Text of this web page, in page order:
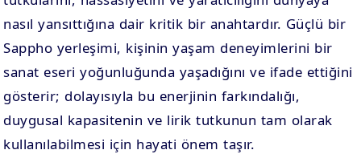
nasıl yansıttığına dair kritik bir anahtardır. Güçlü bir
Sappho yerleşimi, kişinin yaşam deneyimlerini bir
sanat eseri yoğunluğunda yaşadığını ve ifade ettiğini
gösterir; dolayısıyla bu enerjinin farkındalığı,
duygusal kapasitenin ve lirik tutkunun tam olarak
kullanılabilmesi için hayati önem taşır.